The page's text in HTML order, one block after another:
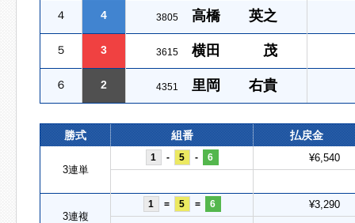
４ 4 3805 高橋 英之
５ 3 3615 横田 茂
６ 2 4351 里岡 右貴
勝式 組番 払戻金
3連単
1 - 5 - 6 ¥6,540
3連複
1 = 5 = 6 ¥3,290